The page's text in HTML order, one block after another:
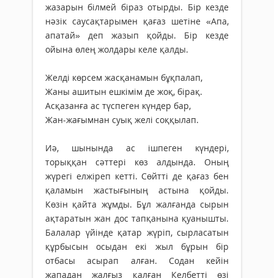
жазарын білмей біраз отырды. Бір кезде
нәзік саусақтарымен қағаз шетіне «Апа,
апатай» деп жазып қойды. Бір кезде
ойына өлең жолдары келе қалды.
Желді көрсем жасқанамын бұқпалап,
Жаны ашитын ешкімім де жоқ, бірақ.
Асқазанға ас түспеген күндер бар,
Жан-жағымнан суық желі соққылап.
Иә, шынында ас ішпеген күндері,
торыққан сәттері көз алдында. Оның
жүрегі елжіреп кетті. Сөйтті де қағаз бен
қаламын жастығының астына қойды.
Көзін қайта жұмды. Бұл жалғанда сырын
ақтаратын жан дос тапқанына қуанышты.
Балалар үйінде қатар жүріп, сырласатын
құрбысын осыдан екі жыл бұрын бір
отбасы асырап алған. Содан кейін
жападан жалғыз қалған Келбетті өзі